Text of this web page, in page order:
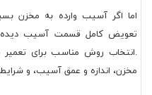
اما اگر آسیب وارده به مخزن
تعویض کامل قسمت آسیب
.انتخاب روش مناسب برای
مخزن، اندازه و عمق آسیب، و